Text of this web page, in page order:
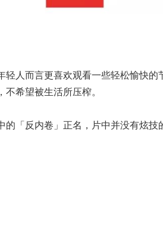
人而言更喜欢观看一些轻松愉快
希望被生活所压榨。
「反内卷」正名，片中并没有炫